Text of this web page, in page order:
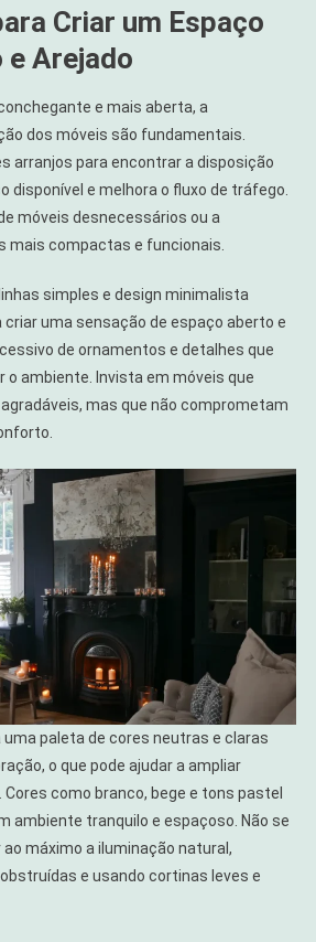
Criar um Espaço
Arejado
e mais aberta, a
dos móveis são fundamentais.
arranjos para encontrar a disposição
disponível e melhora o fluxo de tráfego.
móveis desnecessários ou a
mais compactas e funcionais.
simples e design minimalista
criar uma sensação de espaço aberto e
de ornamentos e detalhes que
o ambiente. Invista em móveis que
mas que não comprometam
paleta de cores neutras e claras
o que pode ajudar a ampliar
como branco, bege e tons pastel
ambiente tranquilo e espaçoso. Não se
máximo a iluminação natural,
e usando cortinas leves e